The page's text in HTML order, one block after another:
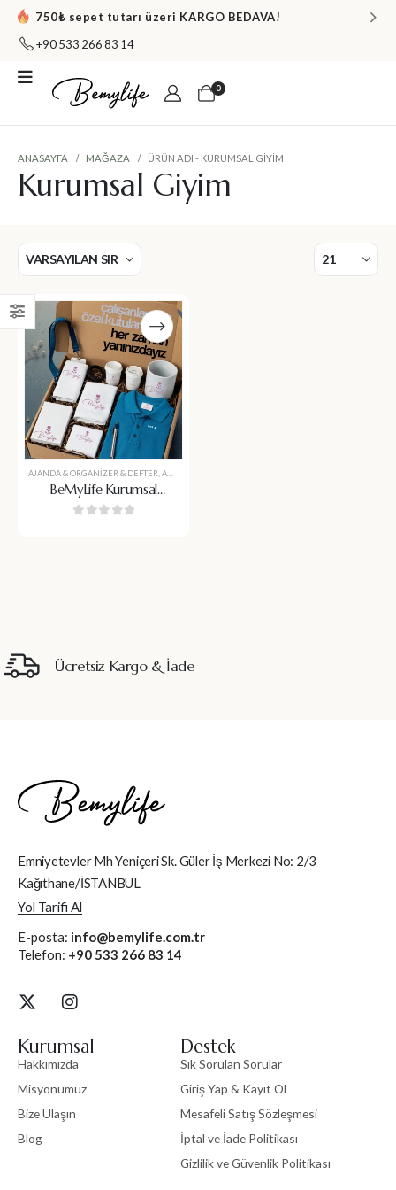
750₺ sepet tutarı üzeri KARGO BEDAVA!
+90 533 266 83 14
0
ANASAYFA MAĞAZA ÜRÜN ADI - KURUMSAL GIYIM
Kurumsal Giyim
AJANDA & ORGANIZER & DEFTER ANAHTARLIK & ROZET
BeMyLife Kurumsal
Başlangıç Seti
Ücretsiz Kargo & İade
Emniyetevler Mh Yeniçeri Sk. Güler İş Merkezi No: 2/3
Kağıthane/İSTANBUL
Yol Tarifi Al
E-posta: info@bemylife.com.tr
Telefon: +90 533 266 83 14
Kurumsal
Hakkımızda
Misyonumuz
Bize Ulaşın
Blog
Destek
Sık Sorulan Sorular
Giriş Yap & Kayıt Ol
Mesafeli Satış Sözleşmesi
İptal ve İade Politikası
Gizlilik ve Güvenlik Politikası